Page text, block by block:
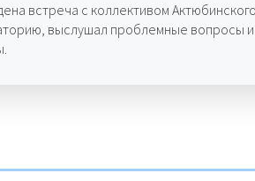
встреча с коллективом
выслушал проблемные вопросы